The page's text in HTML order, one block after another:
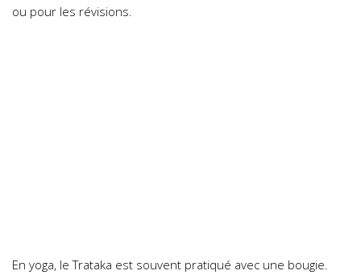
ou pour les révisions.
En yoga, le Trataka est souvent pratiqué avec une bougie.